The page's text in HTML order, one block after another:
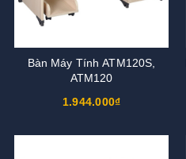
Bàn Máy Tính ATM120S,
ATM120
1.944.000₫